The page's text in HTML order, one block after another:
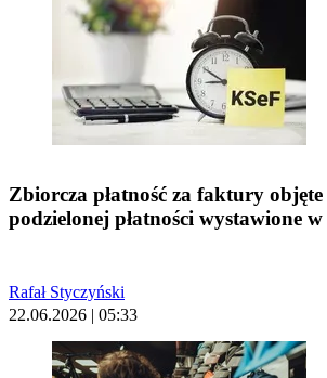
Zbiorcza płatność za faktury
podzielonej płatności wystawione
Rafał Styczyński
22.06.2026 | 05:33